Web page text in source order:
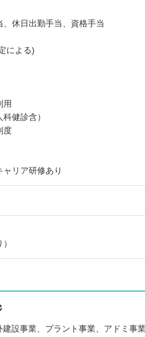
休日出勤手当、資格手当
による)
用
健診含）
度
リア研修あり
設事業、プラント事業、アドミ事